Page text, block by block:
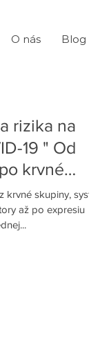
O nás Blog
rizika na
19 " Od
krvné
skupiny, systém
až po expresiu